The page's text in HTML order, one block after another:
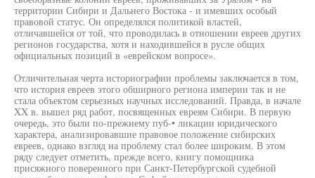
территории Сибири и Дальнего Востока - и имевших особый
правовой статус. Он определялся политикой властей,
отличавшейся от той, что проводилась в отношении евреев других
регионов государства, хотя и находившейся в русле общих
официальных позиций в «еврейском вопросе».
Отличительная черта историографии проблемы заключается в том,
что история евреев этого обширного региона империи так и не
стала объектом серьезных научных исследований. Правда, в начале
XX в. вышел ряд работ, посвященных евреям Сибири. В первую
очередь, это были по-прежнему пуб-• ликации юридического
характера, анализировавшие правовое положение сибирских
евреев, однако взгляд на проблему стал более широким. В этом
ряду следует отметить, прежде всего, книгу помощника
присяжного поверенного при Санкт-Петербургской судебной